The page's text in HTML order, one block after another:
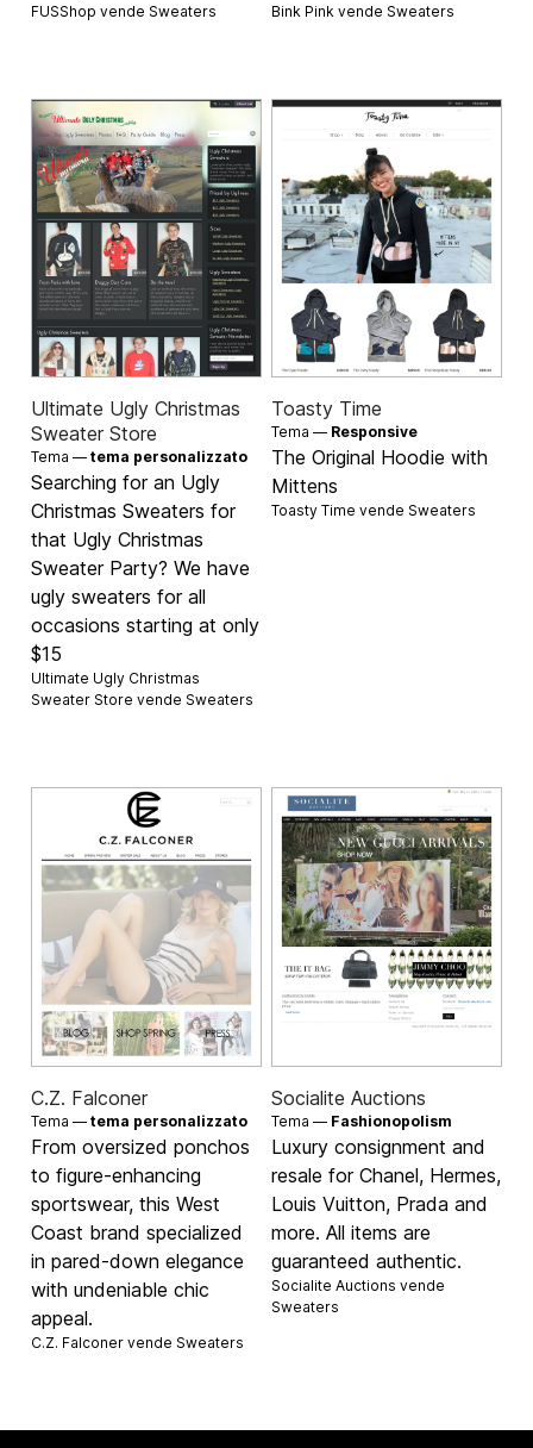
FUSShop vende Sweaters Bink Pink vende Sweaters
Ultimate Ugly Christmas
Sweater Store
Tema —tema personalizzato
Searching for an Ugly
Christmas Sweaters for
that Ugly Christmas
Sweater Party? We have
ugly sweaters for all
occasions starting at only
$15
Ultimate Ugly Christmas
Sweater Store vende Sweaters
Toasty Time
Tema — Responsive
The Original Hoodie with
Mittens
Toasty Time vende Sweaters
C.Z. Falconer
Tema —tema personalizzato
From oversized ponchos
to figure-enhancing
sportswear, this West
Coast brand specialized
in pared-down elegance
with undeniable chic
appeal.
C.Z. Falconer vende Sweaters
Socialite Auctions
Tema — Fashionopolism
Luxury consignment and
resale for Chanel, Hermes,
Louis Vuitton, Prada and
more. All items are
guaranteed authentic.
Socialite Auctions vende
Sweaters